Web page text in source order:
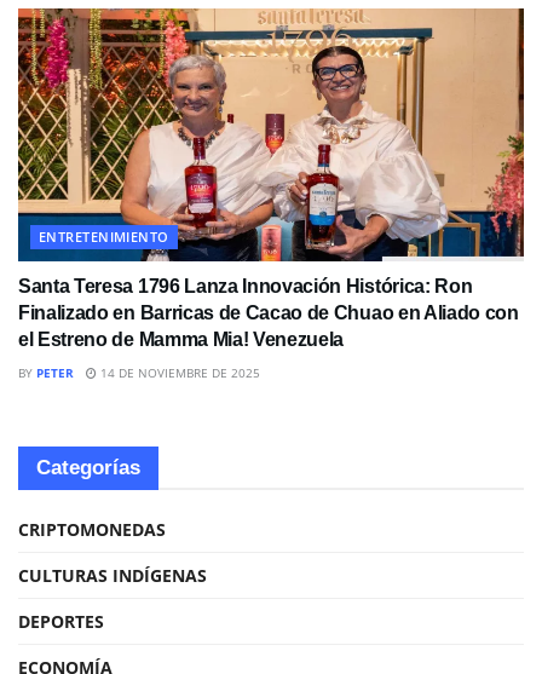
ENTRETENIMIENTO
Santa Teresa 1796 Lanza Innovación Histórica: Ron
Finalizado en Barricas de Cacao de Chuao en Aliado con
el Estreno de Mamma Mia! Venezuela
BY PETER 14 DE NOVIEMBRE DE 2025
Categorías
CRIPTOMONEDAS
CULTURAS INDÍGENAS
DEPORTES
ECONOMÍA